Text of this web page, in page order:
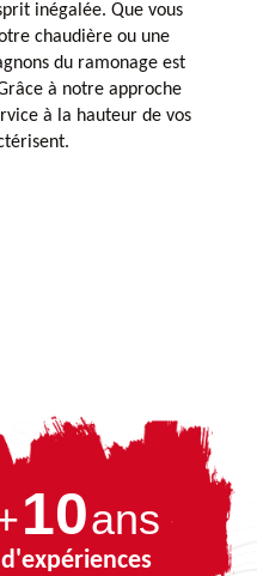
inégalée. Que vous
chaudière ou une
du ramonage est
à notre approche
à la hauteur de vos
10ans
d'expériences